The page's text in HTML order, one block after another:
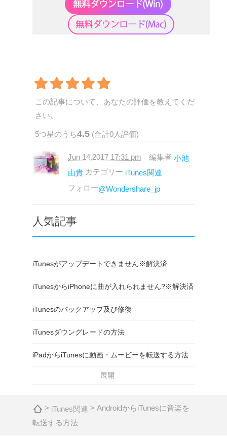
この記事について、あなたの評価を教えてくだ
さい。
5つ星のうち4.5 (合計0 人評価)
Jun 14,2017 17:31 pm 編集者 小池
由貴 カテゴリー iTunes関連
フォロー@Wondershare_jp
人気記事
iTunesがアップデートできません※解決済
iTunesからiPhoneに曲が入れられません?※解決済
iTunesのバックアップ及び修復
iTunesダウングレードの方法
iPadからiTunesに動画・ムービーを転送する方法
展開
> iTunes関連 > AndroidからiTunesに音楽を
転送する方法